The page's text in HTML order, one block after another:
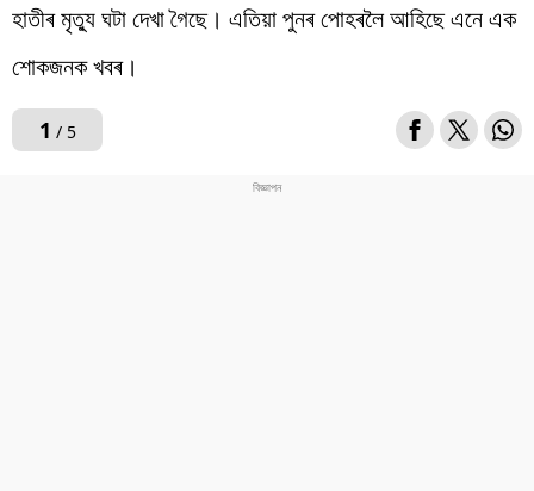
হাতীৰ মৃত্যু ঘটা দেখা গৈছে। এতিয়া পুনৰ পোহৰলৈ আহিছে এনে এক
শোকজনক খবৰ।
1 / 5